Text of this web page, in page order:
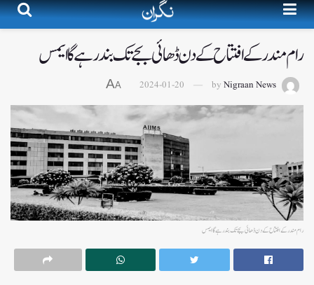
رام مندر کے افتتاح کے دن ڈھائی بجے تک بند رہے گا ایمس
by Nigraan News
2024-01-20
A
A
رام مندر کے افتتاح کے دن ڈھائی بجے تک بند رہے گا ایمس